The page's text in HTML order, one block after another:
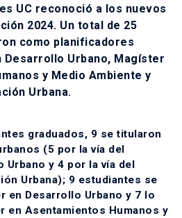
UC reconoció a los nuevos
2024. Un total de 25
como planificadores
Desarrollo Urbano, Magíster
y Medio Ambiente y
Urbana.
graduados, 9 se titularon
(5 por la vía del
Urbano y 4 por la vía del
Urbana); 9 estudiantes se
en Desarrollo Urbano y 7 lo
en Asentamientos Humanos y